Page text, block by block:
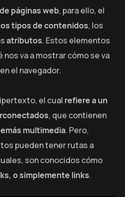
páginas web, para ello, el
tipos de contenidos, los
atributos. Estos elementos
nos va a mostrar cómo se va
el navegador.
el cual refiere a un
, que contienen
multimedia. Pero,
pueden tener rutas a
son conocidos cómo
o simplemente links.